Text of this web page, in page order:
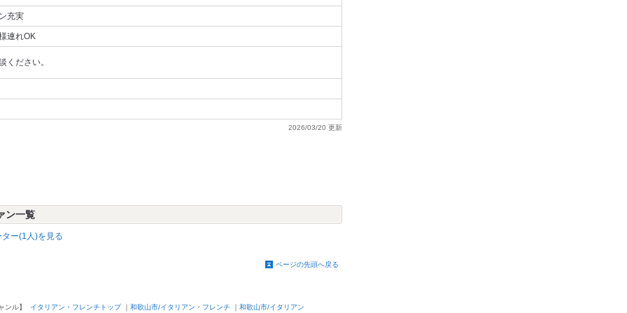
充実
連れOK
ください。
2026/03/20 更新
ン一覧
ー(1人)を見る
ページの先頭へ戻る
ンル】 イタリアン・フレンチトップ｜ 和歌山市/イタリアン・フレンチ ｜ 和歌山市/イタリアン